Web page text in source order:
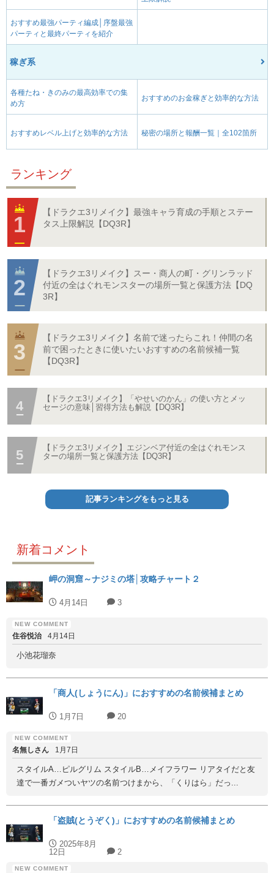
おすすめ最強パーティ編成│序盤最強
パーティと最終パーティを紹介
稼ぎ系
各種たね・きのみの最高効率での集
め方
おすすめのお金稼ぎと効率的な方法
おすすめレベル上げと効率的な方法 秘密の場所と報酬一覧｜全102箇所
ランキング
【ドラクエ3リメイク】最強キャラ育成の手順とステー
タス上限解説【DQ3R】
【ドラクエ3リメイク】スー・商人の町・グリンラッド
付近の全はぐれモンスターの場所一覧と保護方法【DQ
3R】
【ドラクエ3リメイク】名前で迷ったらこれ！仲間の名
前で困ったときに使いたいおすすめの名前候補一覧
【DQ3R】
【ドラクエ3リメイク】「やせいのかん」の使い方とメッ
セージの意味│習得方法も解説【DQ3R】
【ドラクエ3リメイク】エジンベア付近の全はぐれモンス
ターの場所一覧と保護方法【DQ3R】
記事ランキングをもっと見る
新着コメント
岬の洞窟～ナジミの塔│攻略チャート２
4月14日 3
住谷悦治 4月14日
小池花瑠奈
「商人(しょうにん)」におすすめの名前候補まとめ
1月7日 20
名無しさん 1月7日
スタイルA…ピルグリム スタイルB…メイフラワー リアタイだと友
達で一番ガメついヤツの名前つけまから、「くりはら」だっ...
「盗賊(とうぞく)」におすすめの名前候補まとめ
2025年8月
12日
2